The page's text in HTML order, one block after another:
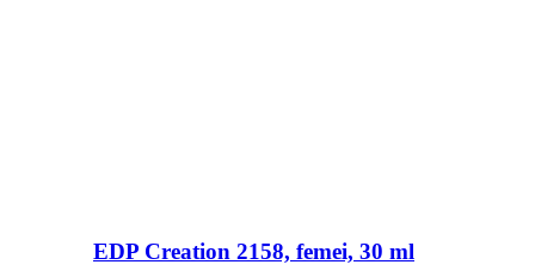
EDP Creation 2158, femei, 30 ml